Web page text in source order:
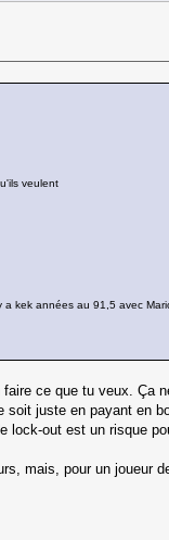
veulent
années au 91,5 avec
ce que tu veux. Ça
juste en payant en
lock-out est un risque
mais, pour un joueur